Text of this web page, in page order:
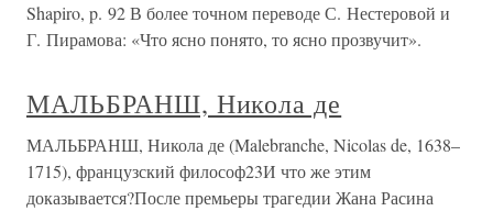
Shapiro, p. 92 В более точном переводе С. Нестеровой и
Г. Пирамова: «Что ясно понято, то ясно прозвучит».
МАЛЬБРАНШ, Никола де
МАЛЬБРАНШ, Никола де (Malebranche, Nicolas de, 1638–
1715), французский философ23И что же этим
доказывается?После премьеры трагедии Жана Расина